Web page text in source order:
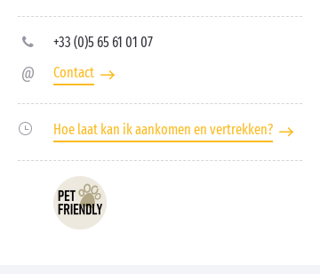
+33 (0)5 65 61 01 07
Contact
Hoe laat kan ik aankomen en vertrekken?